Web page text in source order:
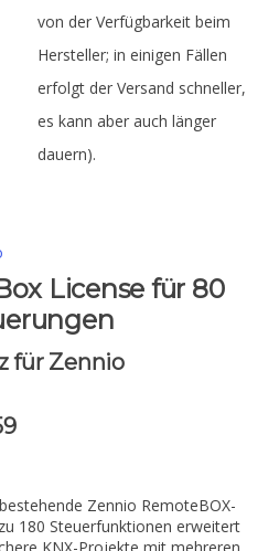
von der Verfügbarkeit beim
Hersteller; in einigen Fällen
erfolgt der Versand schneller,
es kann aber auch länger
dauern).
License für 80
für Zennio
Zennio RemoteBOX-
180 Steuerfunktionen erweitert